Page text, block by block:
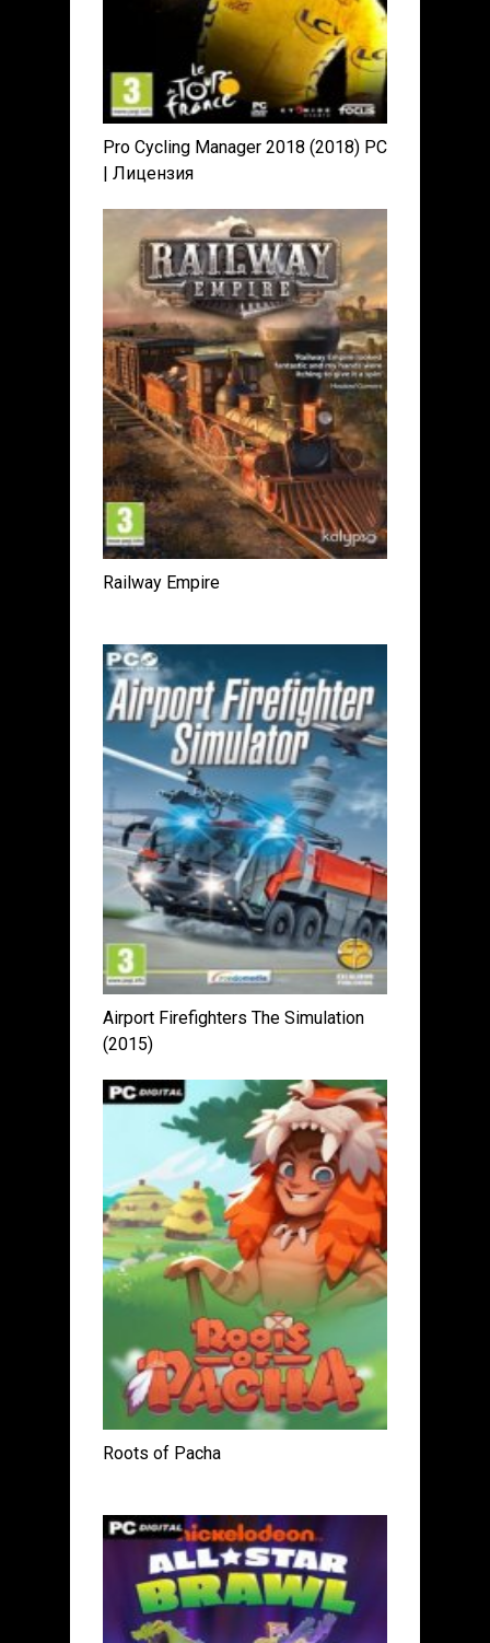
Pro Cycling Manager 2018 (2018) PC
| Лицензия
Railway Empire
Airport Firefighters The Simulation
(2015)
Roots of Pacha